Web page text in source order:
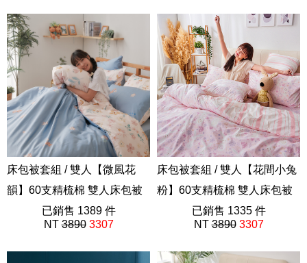
床包被套組 / 雙人【微風花
韻】60支精梳棉 雙人床包被
AAD201
已銷售 1389 件
NT3890 3307
床包被套組 / 雙人【花間小兔
粉】60支精梳棉 雙人床包被
AAD212
已銷售 1335 件
NT3890 3307